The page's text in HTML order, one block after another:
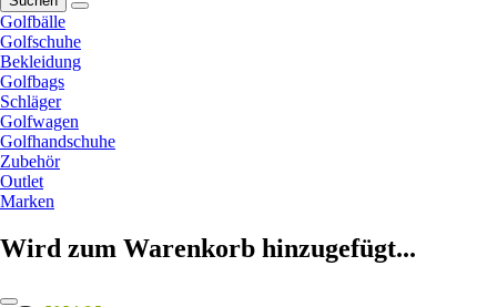
Golfbälle
Golfschuhe
Bekleidung
Golfbags
Schläger
Golfwagen
Golfhandschuhe
Zubehör
Outlet
Marken
Wird zum Warenkorb hinzugefügt...